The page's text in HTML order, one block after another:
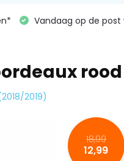
Vandaag op de post
rood
2019)
18,99
12,99